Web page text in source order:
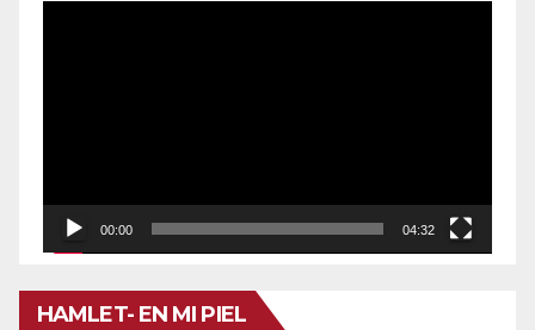
00:00 04:32
HAMLET- EN MI PIEL